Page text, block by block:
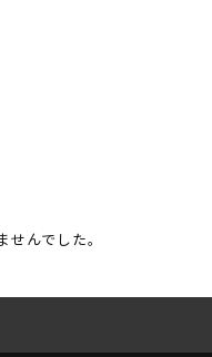
んでした。